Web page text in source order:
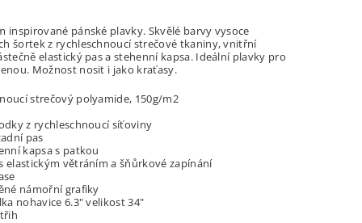
inspirované pánské plavky. Skvělé barvy vysoce
šortek z rychleschnoucí strečové tkaniny, vnitřní
elastický pas a stehenní kapsa. Ideální plavky pro
Možnost nosit i jako kraťasy.
strečový polyamide, 150g/m2
z rychleschnoucí síťoviny
pas
kapsa s patkou
elastickým větráním a šňůrkové zapínání
námořní grafiky
nohavice 6.3" velikost 34"